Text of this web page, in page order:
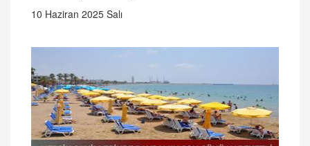
10 Haziran 2025 Salı